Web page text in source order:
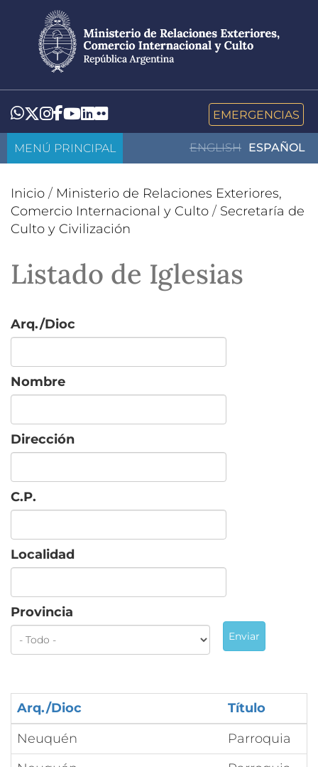
contenido
principal
Whatsapp
Twitter
Instagram
Facebook
YouTube
LinkedIn
Flickr EMERGENCIAS
ENGLISH ESPAÑOL
MENÚ PRINCIPAL
Inicio / Ministerio de Relaciones Exteriores,
Comercio Internacional y Culto / Secretaría de
Culto y Civilización
Listado de Iglesias
Arq./Dioc
Nombre
Dirección
C.P.
Localidad
Provincia
Enviar
Arq./Dioc
Título
Neuquén
Parroquia